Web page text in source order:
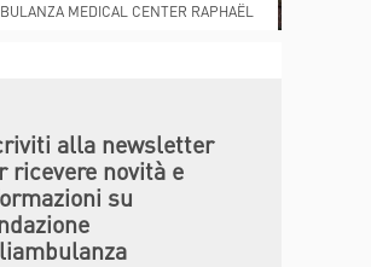
ORA MAGAZINE
MEDICAL CENTER RAPHAËL
alla newsletter
ricevere novità e
su